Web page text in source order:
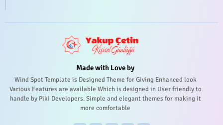
Made with Love by
Wind Spot Template is Designed Theme for Giving Enhanced look
Various Features are available Which is designed in User friendly to
handle by Piki Developers. Simple and elegant themes for making it
more comfortable